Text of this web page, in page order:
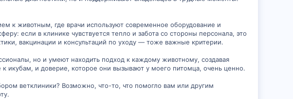
надёжный доктор, а у каждого хозяина — уверенность, что помощь рядом.
к животным, где врачи используют современное оборудование и
если в клинике чувствуется тепло и забота со стороны персонала, это
вакцинации и консультаций по уходу — тоже важные критерии.
но и умеют находить подход к каждому животному, создавая
икубам, и доверие, которое они вызывают у моего питомца, очень ценно.
ветклиники? Возможно, что-то, что помогло вам или другим